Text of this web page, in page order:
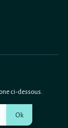
ci-dessous.
Ok